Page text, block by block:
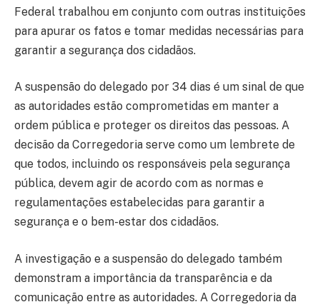
Federal trabalhou em conjunto com outras instituições
para apurar os fatos e tomar medidas necessárias para
garantir a segurança dos cidadãos.
A suspensão do delegado por 34 dias é um sinal de que
as autoridades estão comprometidas em manter a
ordem pública e proteger os direitos das pessoas. A
decisão da Corregedoria serve como um lembrete de
que todos, incluindo os responsáveis pela segurança
pública, devem agir de acordo com as normas e
regulamentações estabelecidas para garantir a
segurança e o bem-estar dos cidadãos.
A investigação e a suspensão do delegado também
demonstram a importância da transparência e da
comunicação entre as autoridades. A Corregedoria da